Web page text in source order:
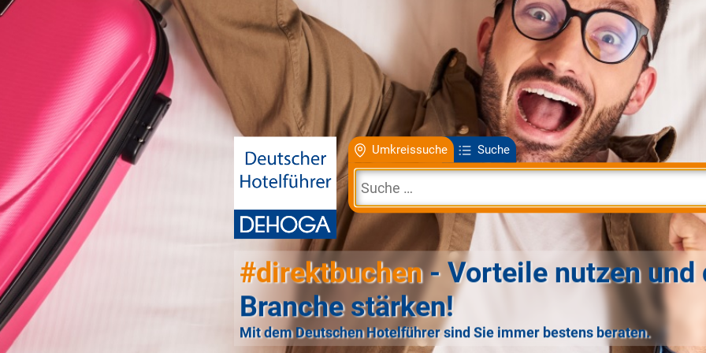
Umkreissuche Suche
#direktbuchen- Vorteile nutzen und
Branche stärken!
Mit dem Deutschen Hotelführer sind Sie immer bestens beraten.